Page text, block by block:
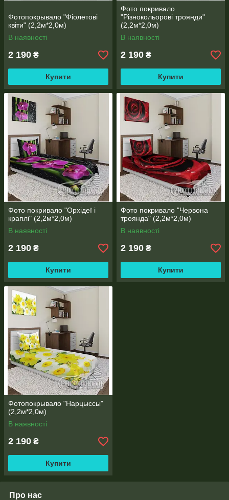
Фотопокрывало "Фіолетові
квіти" (2,2м*2,0м)
В наявності
2 190 ₴
Купити
Фото покривало
"Різнокольорові троянди"
(2,2м*2,0м)
В наявності
2 190 ₴
Купити
Фото покривало "Орхідеї і
краплі" (2,2м*2,0м)
В наявності
2 190 ₴
Купити
Фото покривало "Червона
троянда" (2,2м*2,0м)
В наявності
2 190 ₴
Купити
Фотопокрывало "Нарцыссы"
(2,2м*2,0м)
В наявності
2 190 ₴
Купити
Про нас